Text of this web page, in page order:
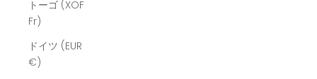
トーゴ (XOF
Fr)
ドイツ (EUR
€)